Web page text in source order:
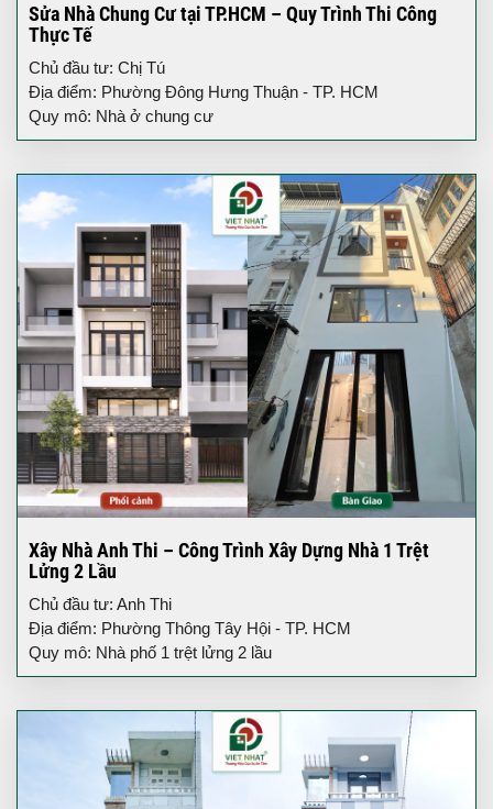
Sửa Nhà Chung Cư tại TP.HCM – Quy Trình Thi Công
Thực Tế
Chủ đầu tư: Chị Tú
Địa điểm: Phường Đông Hưng Thuận - TP. HCM
Quy mô: Nhà ở chung cư
Xây Nhà Anh Thi – Công Trình Xây Dựng Nhà 1 Trệt
Lửng 2 Lầu
Chủ đầu tư: Anh Thi
Địa điểm: Phường Thông Tây Hội - TP. HCM
Quy mô: Nhà phố 1 trệt lửng 2 lầu